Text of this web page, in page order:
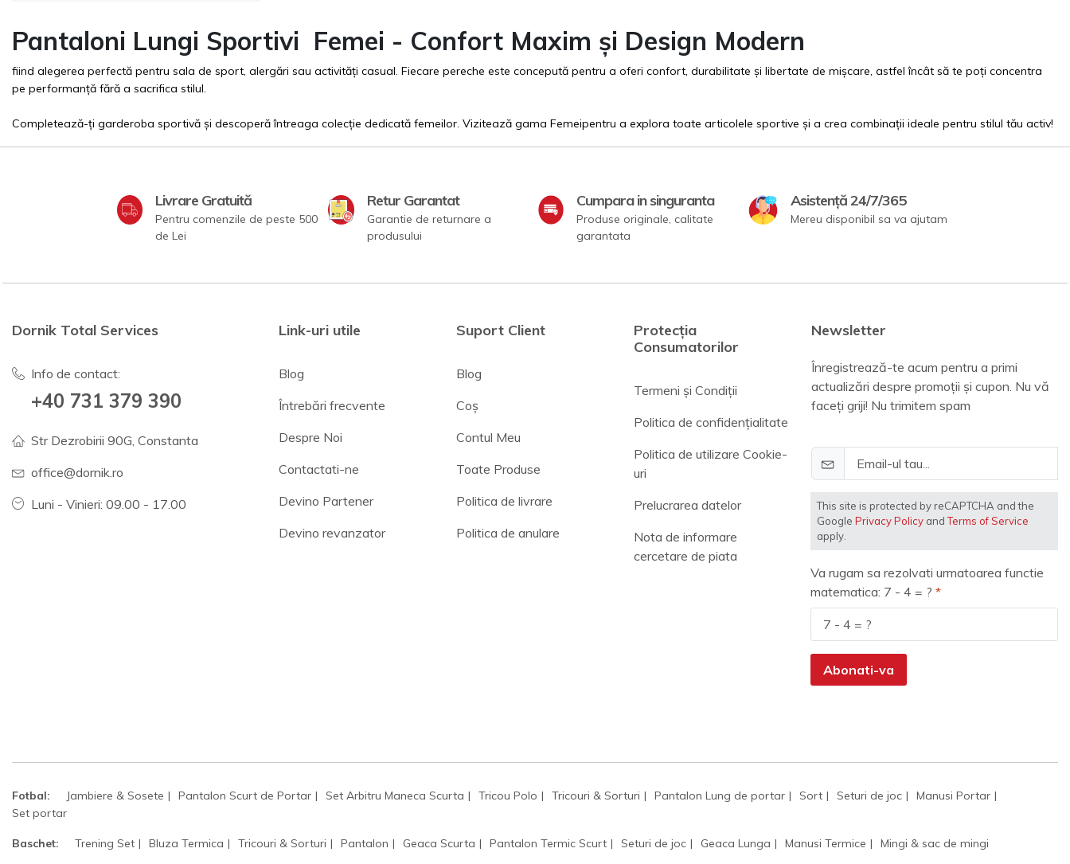
Pantaloni Lungi Sportivi Femei - Confort Maxim și Design Modern
fiind alegerea perfectă pentru sala de sport, alergări sau activități casual. Fiecare pereche este concepută pentru a oferi confort, durabilitate și libertate de mișcare, astfel încât să te poți concentra
pe performanță fără a sacrifica stilul.
Completează-ți garderoba sportivă și descoperă întreaga colecție dedicată femeilor. Vizitează gama Femeipentru a explora toate articolele sportive și a crea combinații ideale pentru stilul tău activ!
Livrare Gratuită
Pentru comenzile de peste 500
de Lei
Retur Garantat
Garantie de returnare a
produsului
Cumpara in singuranta
Produse originale, calitate
garantata
Asistență 24/7/365
Mereu disponibil sa va ajutam
Dornik Total Services
Info de contact:
+40 731 379 390
Str Dezrobirii 90G, Constanta
office@dornik.ro
Luni - Vinieri: 09.00 - 17.00
Link-uri utile
Blog
Întrebări frecvente
Despre Noi
Contactati-ne
Devino Partener
Devino revanzator
Suport Client
Blog
Coș
Contul Meu
Toate Produse
Politica de livrare
Politica de anulare
Protecția
Consumatorilor
Termeni și Condiții
Politica de confidențialitate
Politica de utilizare Cookie-
uri
Prelucrarea datelor
Nota de informare
cercetare de piata
Newsletter
Înregistrează-te acum pentru a primi
actualizări despre promoții și cupon. Nu vă
faceți griji! Nu trimitem spam
This site is protected by reCAPTCHA and the
Google Privacy PolicyandTerms of Service
apply.
Va rugam sa rezolvati urmatoarea functie
matematica: 7 - 4 = ?
Abonati-va
Fotbal: Jambiere & Sosete Pantalon Scurt de Portar Set Arbitru Maneca Scurta Tricou Polo Tricouri & Sorturi Pantalon Lung de portar Sort Seturi de joc
Manusi Portar
Set portar
Baschet: Trening Set Bluza Termica Tricouri & Sorturi Pantalon Geaca Scurta Pantalon Termic Scurt Seturi de joc Geaca Lunga Manusi Termice Mingi & sac de mingi